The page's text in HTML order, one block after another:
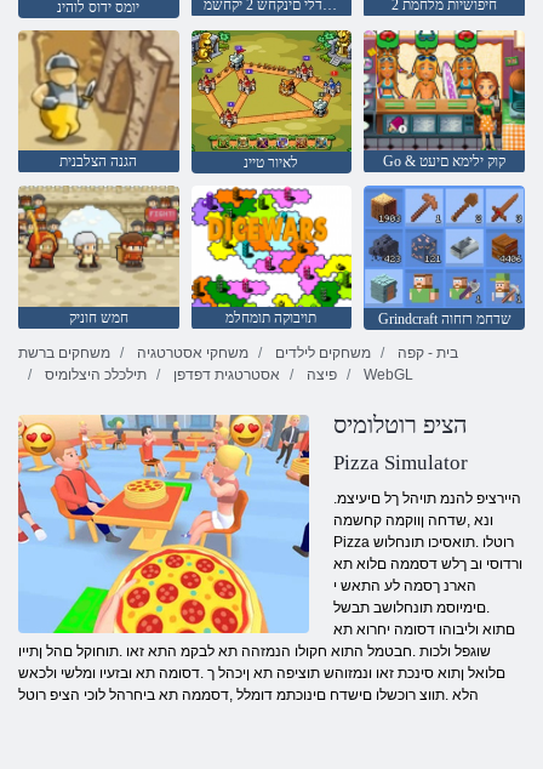
יומס ידוס לוהינ חבטמ םידלי םינקחש 2 יקחשמ חיפושיות מלחמת 2
הגנה הצלבנית לאיור טיינ Go & קוק ילימא םיעט
חמש חוניק תויבוקה תומחלמ
Grindcraft שדחמ רזחוה
משחקים ברשת
משחקי אסטרטגיה משחקים לילדים
בית - קפה
תילכלכ היצלומיס
אסטרטגית דפדפן פיצה WebGL
הציפ רוטלומיס
Pizza Simulator
.היירציפ להנמ תויהל ךל םיעיצמ
ונא ,שדחה ןווקמה קחשמה
Pizza רוטלו .תואסיכו תונחלוש
ורדוסי וב ךלש דסממה םלוא תא
הארנ ךסמה לע התאש י
.םימיוסמ תונחלושב תבשל
םתוא וליבוהו דסומה יחרוא תא
שוגפל ולכות .חבטמל התוא חקולו הנמזהה תא לבקמ התא זאו .תוחוקל םהל ןתייו
םלואל ןתוא סינכת זאו ונמזוהש תוציפה תא ןיכהל ך .דסומה תא ובזעיו ומלשי ולכאש
הלא .תווצ רוכשלו םישדח םינוכתמ דומלל ,דסממה תא ביחרהל לוכי הציפ רוטל